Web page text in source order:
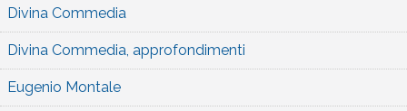
Divina Commedia
Divina Commedia, approfondimenti
Eugenio Montale